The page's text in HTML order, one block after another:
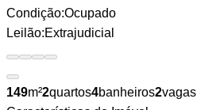
Condição:Ocupado
Leilão:Extrajudicial
149m²2quartos4banheiros2vagas